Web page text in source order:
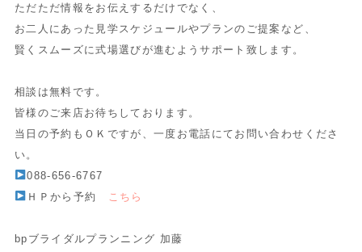
ただただ情報をお伝えするだけでなく、
お二人にあった見学スケジュールやプランのご提案など、
賢くスムーズに式場選びが進むようサポート致します。
相談は無料です。
皆様のご来店お待ちしております。
当日の予約もＯＫですが、一度お電話にてお問い合わせくださ
い。
088-656-6767
ＨＰから予約
こちら
bpブライダルプランニング 加藤